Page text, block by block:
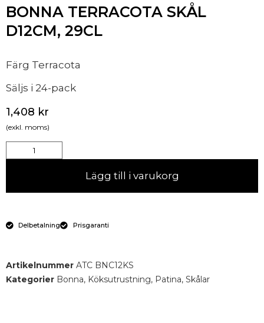
BONNA TERRACOTA SKÅL
D12CM, 29CL
Färg Terracota
Säljs i 24-pack
1,408 kr
(exkl. moms)
Lägg till i varukorg
Delbetalning Prisgaranti
Artikelnummer ATC BNC12KS
Kategorier Bonna, Köksutrustning, Patina, Skålar